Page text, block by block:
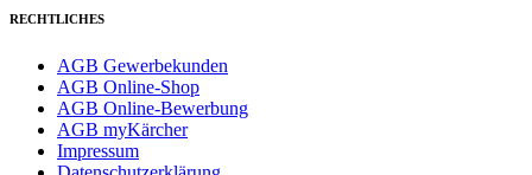
RECHTLICHES
AGB Gewerbekunden
AGB Online-Shop
AGB Online-Bewerbung
AGB myKärcher
Impressum